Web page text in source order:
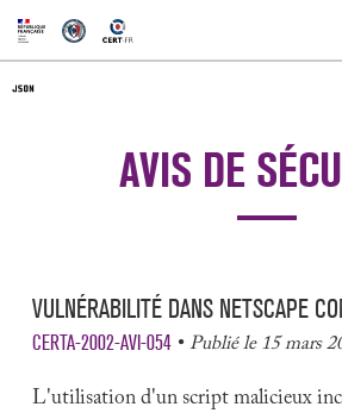
AVIS DE
VULNÉRABILITÉ DANS NETSCAPE
CERTA-2002-AVI-054 Publié le 15 mars
L'utilisation d'un script malicieux